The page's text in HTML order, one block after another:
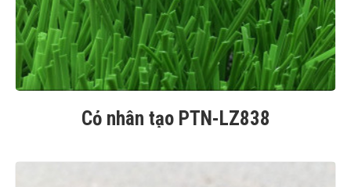
Cỏ nhân tạo PTN-LZ838